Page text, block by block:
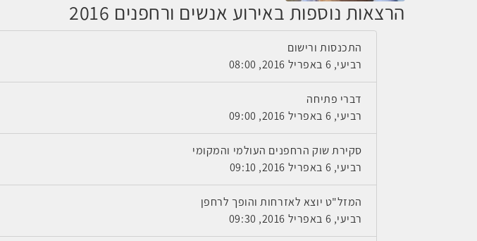
הרצאות נוספות באירוע אנשים ורחפנים 2016
התכנסות ורישום
רביעי, 6 באפריל 2016, 08:00
דברי פתיחה
רביעי, 6 באפריל 2016, 09:00
סקירת שוק הרחפנים העולמי והמקומי
רביעי, 6 באפריל 2016, 09:10
המזל"ט יוצא לאזרחות והופך לרחפן
רביעי, 6 באפריל 2016, 09:30